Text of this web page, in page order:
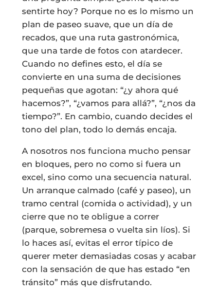
sentirte hoy? Porque no es lo mismo un
plan de paseo suave, que un día de
recados, que una ruta gastronómica,
que una tarde de fotos con atardecer.
Cuando no defines esto, el día se
convierte en una suma de decisiones
pequeñas que agotan: “¿y ahora qué
hacemos?”, “¿vamos para allá?”, “¿nos da
tiempo?”. En cambio, cuando decides el
tono del plan, todo lo demás encaja.
A nosotros nos funciona mucho pensar
en bloques, pero no como si fuera un
excel, sino como una secuencia natural.
Un arranque calmado (café y paseo), un
tramo central (comida o actividad), y un
cierre que no te obligue a correr
(parque, sobremesa o vuelta sin líos). Si
lo haces así, evitas el error típico de
querer meter demasiadas cosas y acabar
con la sensación de que has estado “en
tránsito” más que disfrutando.